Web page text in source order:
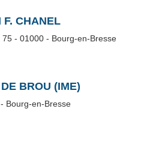
F. CHANEL
- 01000 - Bourg-en-Bresse
BROU (IME)
Bourg-en-Bresse